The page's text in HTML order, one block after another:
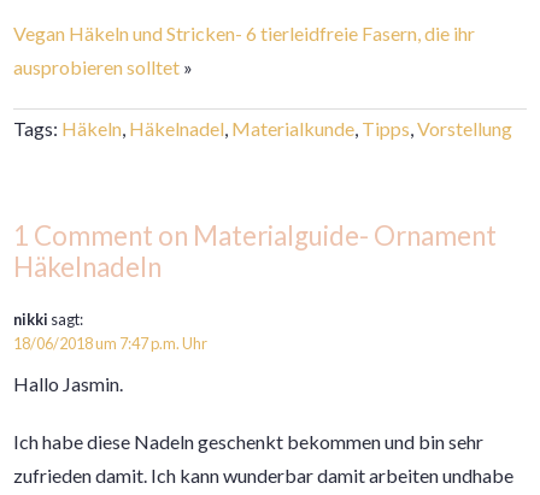
Vegan Häkeln und Stricken- 6 tierleidfreie Fasern, die ihr
ausprobieren solltet »
Tags: Häkeln Häkelnadel Materialkunde Tipps ,Vorstellung
1 Comment on Materialguide- Ornament
Häkelnadeln
nikki sagt:
18/06/2018 um 7:47 p.m. Uhr
Hallo Jasmin.
Ich habe diese Nadeln geschenkt bekommen und bin sehr
zufrieden damit. Ich kann wunderbar damit arbeiten undhabe